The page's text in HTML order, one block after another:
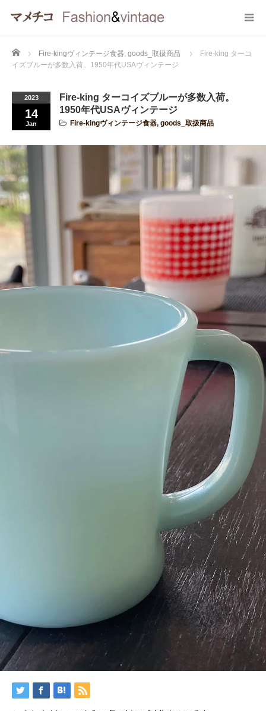
Home Fire-kingヴィンテージ食器, goods_取扱商品
Fire-king ターコ
イズブルーが多数入荷。1950年代USAヴィンテージ
2023
14
Jan
Fire-king ターコイズブルーが多数入荷。
1950年代USAヴィンテージ
Fire-kingヴィンテージ食器, goods_取扱商品